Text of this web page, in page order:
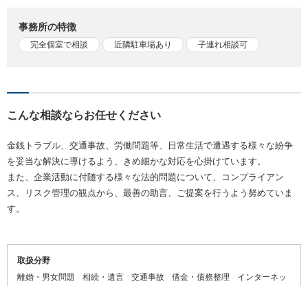
事務所の特徴
完全個室で相談 近隣駐車場あり 子連れ相談可
こんな相談ならお任せください
金銭トラブル、交通事故、労働問題等、日常生活で遭遇する様々な紛争
を妥当な解決に導けるよう、きめ細かな対応を心掛けています。
また、企業活動に付随する様々な法的問題について、コンプライアン
ス、リスク管理の観点から、最善の助言、ご提案を行うよう努めていま
す。
取扱分野
離婚・男女問題
相続・遺言 交通事故 借金・債務整理
インターネッ